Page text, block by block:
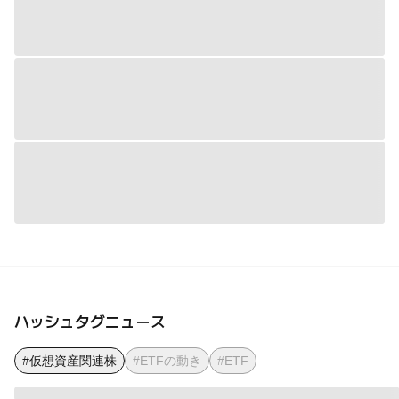
ハッシュタグニュース
#仮想資産関連株 #ETFの動き #ETF